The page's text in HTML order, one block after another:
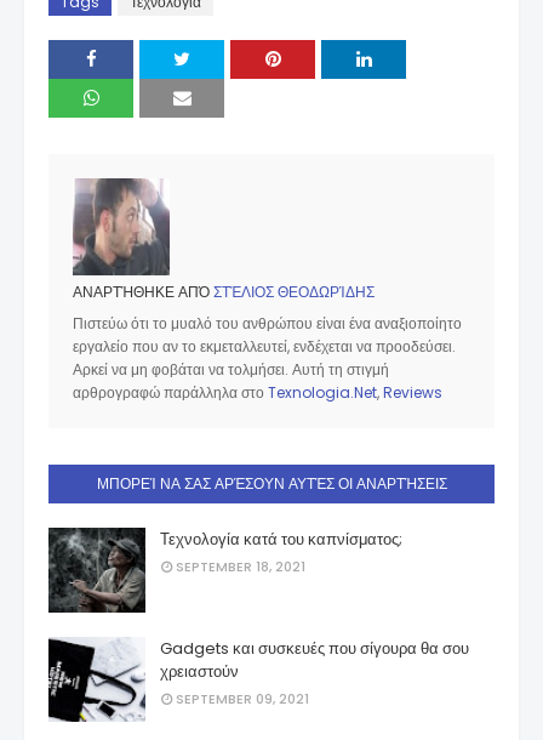
ΑΝΑΡΤΉΘΗΚΕ ΑΠΌΣΤΈΛΙΟΣ ΘΕΟΔΩΡΊΔΗΣ
Πιστεύω ότι το μυαλό του ανθρώπου είναι ένα αναξιοποίητο
εργαλείο που αν το εκμεταλλευτεί, ενδέχεται να προοδεύσει.
Αρκεί να μη φοβάται να τολμήσει. Αυτή τη στιγμή
αρθρογραφώ παράλληλα στο Texnologia.Net,Reviews
ΜΠΟΡΕΊ ΝΑ ΣΑΣ ΑΡΈΣΟΥΝ ΑΥΤΈΣ ΟΙ ΑΝΑΡΤΉΣΕΙΣ
Τεχνολογία κατά του καπνίσματος;
SEPTEMBER 18, 2021
Gadgets και συσκευές που σίγουρα θα σου
χρειαστούν
SEPTEMBER 09, 2021